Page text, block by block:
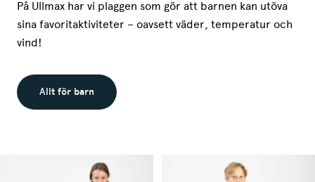
På Ullmax har vi plaggen som gör att barnen kan utöva
sina favoritaktiviteter – oavsett väder, temperatur och
vind!
Allt för barn